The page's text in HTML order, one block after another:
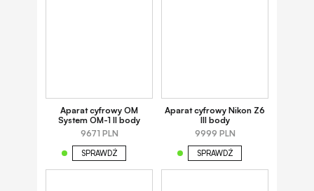
Aparat cyfrowy OM
System OM-1 II body
9671 PLN
SPRAWDŹ
Aparat cyfrowy Nikon Z6
III body
9999 PLN
SPRAWDŹ